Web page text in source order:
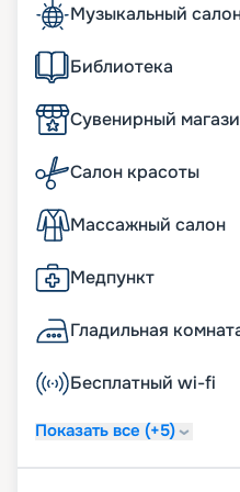
Музыкальный
Библиотека
Сувенирный
Салон красоты
Массажный салон
Медпункт
Гладильная
Бесплатный wi-fi
Показать все (+5)